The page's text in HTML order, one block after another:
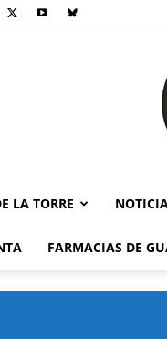
LA TORRE
FARMACIAS DE